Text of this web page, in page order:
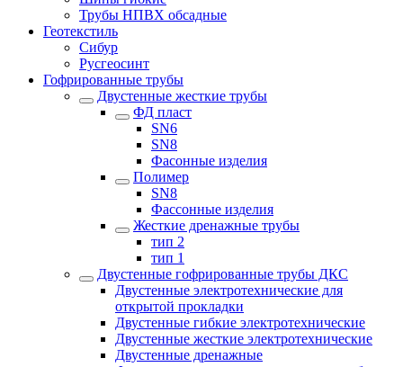
Трубы НПВХ обсадные
Геотекстиль
Сибур
Русгеосинт
Гофрированные трубы
Двустенные жесткие трубы
ФД пласт
SN6
SN8
Фасонные изделия
Полимер
SN8
Фассонные изделия
Жесткие дренажные трубы
тип 2
тип 1
Двустенные гофрированные трубы ДКС
Двустенные электротехнические для
открытой прокладки
Двустенные гибкие электротехнические
Двустенные жесткие электротехнические
Двустенные дренажные